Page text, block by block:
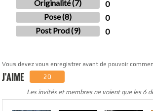
Originalité (7)
0
Pose (8)
0
Post Prod (9)
0
Vous devez vous enregistrer avant de pouvoir
J'AIME 20
Les invités et membres ne voient que les 6